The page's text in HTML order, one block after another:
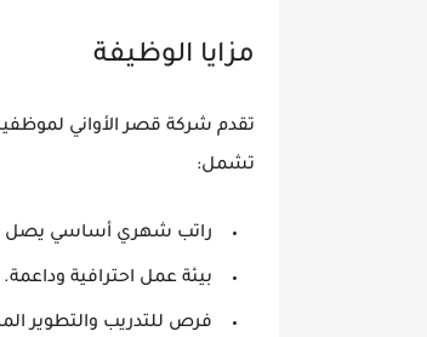
مزايا الوظيفة
تقدم شركة قصر الأواني
تشمل:
راتب شهري أساسي يصل إلى 450 دينار أردني (قيمة تقديرية للوظائف المشابهة في
بيئة عمل احترافية وداعمة.
فرص للتدريب والتطوير